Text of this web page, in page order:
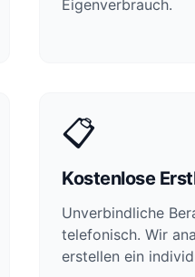
Eigenverbrauch.
📋
Kostenlose
Unverbindliche
telefonisch. Wir
erstellen ein